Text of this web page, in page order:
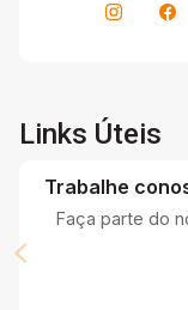
Links Úteis
Trabalhe
Faça parte do